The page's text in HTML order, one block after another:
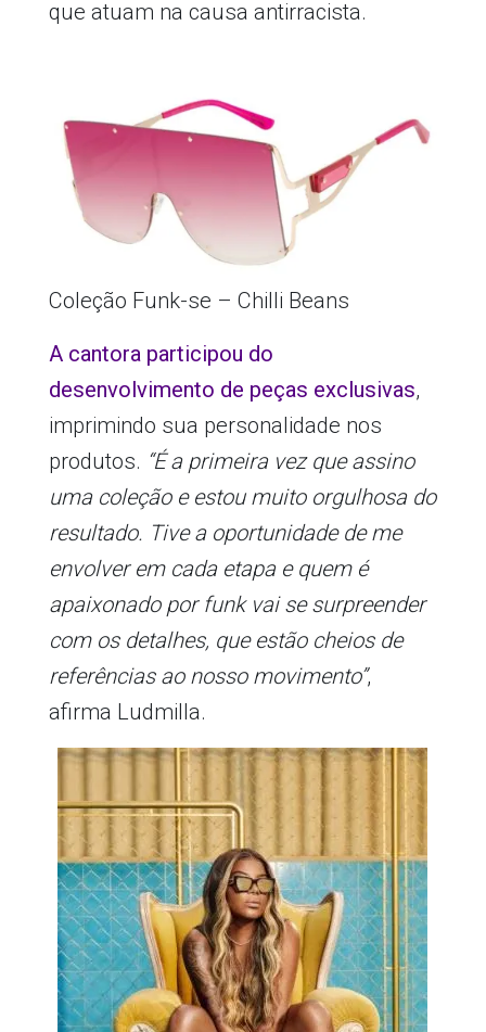
que atuam na causa antirracista.
Coleção Funk-se – Chilli Beans
A cantora participou do
desenvolvimento de peças exclusivas,
imprimindo sua personalidade nos
produtos. “É a primeira vez que assino
uma coleção e estou muito orgulhosa do
resultado. Tive a oportunidade de me
envolver em cada etapa e quem é
apaixonado por funk vai se surpreender
com os detalhes, que estão cheios de
referências ao nosso movimento”,
afirma Ludmilla.